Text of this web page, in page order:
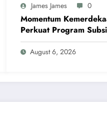
James James 0
Momentum
Perkuat Program
Masyarakat
August 6, 2026